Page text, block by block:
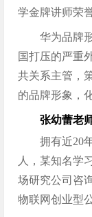
学金牌讲师荣
华为品牌
国打压的严重
共关系主管，
的品牌形象，
张幼蕾老
拥有近20
人，某知名学
场研究公司咨
物联网创业型